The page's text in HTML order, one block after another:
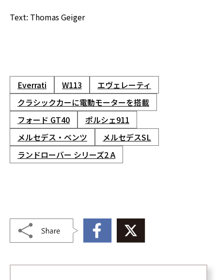
Text: Thomas Geiger
Everrati W113
エヴェレーティ
クラシックカーに電動モーターを搭載
フォード GT40
ポルシェ911
メルセデス・ベンツ
メルセデスSL
ランドローバー シリーズ2 A